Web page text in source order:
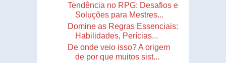
Tendência no RPG: Desafios e
Soluções para Mestres...
Domine as Regras Essenciais:
Habilidades, Perícias...
De onde veio isso? A origem
de por que muitos sist...